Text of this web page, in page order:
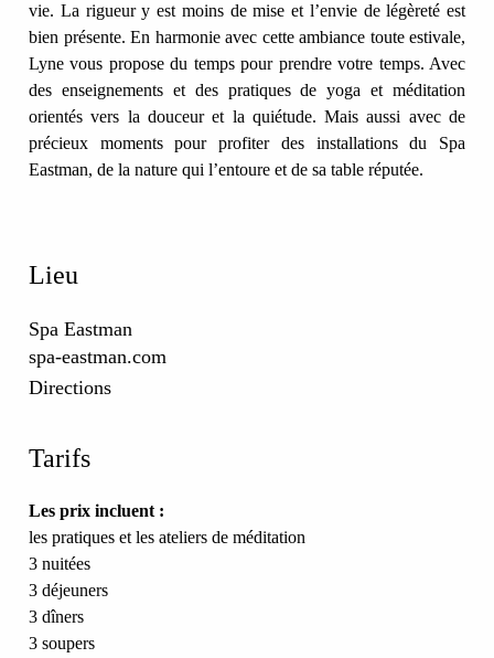
vie. La rigueur y est moins de mise et l’envie de légèreté est
bien présente. En harmonie avec cette ambiance toute estivale,
Lyne vous propose du temps pour prendre votre temps. Avec
des enseignements et des pratiques de yoga et méditation
orientés vers la douceur et la quiétude. Mais aussi avec de
précieux moments pour profiter des installations du Spa
Eastman, de la nature qui l’entoure et de sa table réputée.
Lieu
Spa Eastman
spa-eastman.com
Directions
Tarifs
Les prix incluent :
les pratiques et les ateliers de méditation
3 nuitées
3 déjeuners
3 dîners
3 soupers